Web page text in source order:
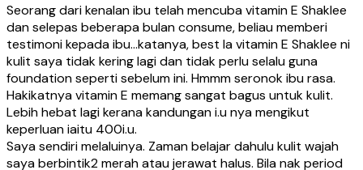
Seorang dari kenalan ibu telah mencuba vitamin E Shaklee
dan selepas beberapa bulan consume, beliau memberi
testimoni kepada ibu…katanya, best la vitamin E Shaklee ni
kulit saya tidak kering lagi dan tidak perlu selalu guna
foundation seperti sebelum ini. Hmmm seronok ibu rasa.
Hakikatnya vitamin E memang sangat bagus untuk kulit.
Lebih hebat lagi kerana kandungan i.u nya mengikut
keperluan iaitu 400i.u.
Saya sendiri melaluinya. Zaman belajar dahulu kulit wajah
saya berbintik2 merah atau jerawat halus. Bila nak period